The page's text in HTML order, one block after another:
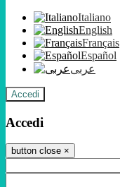
Italiano
English
Français
Español
عربى
Accedi
Accedi
button close ×